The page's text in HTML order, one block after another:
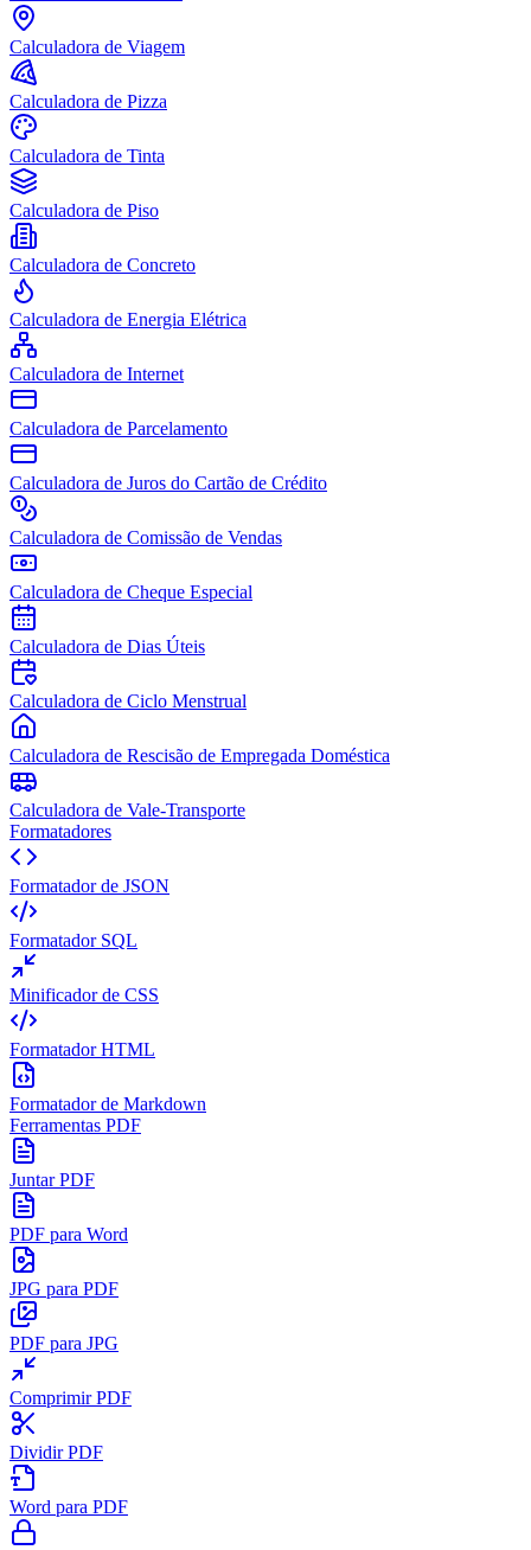
Calculadora de Viagem
Calculadora de Pizza
Calculadora de Tinta
Calculadora de Piso
Calculadora de Concreto
Calculadora de Energia Elétrica
Calculadora de Internet
Calculadora de Parcelamento
Calculadora de Juros do Cartão de Crédito
Calculadora de Comissão de Vendas
Calculadora de Cheque Especial
Calculadora de Dias Úteis
Calculadora de Ciclo Menstrual
Calculadora de Rescisão de Empregada Doméstica
Calculadora de Vale-Transporte
Formatadores
Formatador de JSON
Formatador SQL
Minificador de CSS
Formatador HTML
Formatador de Markdown
Ferramentas PDF
Juntar PDF
PDF para Word
JPG para PDF
PDF para JPG
Comprimir PDF
Dividir PDF
Word para PDF